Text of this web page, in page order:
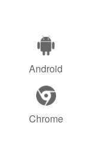
Android
Chrome